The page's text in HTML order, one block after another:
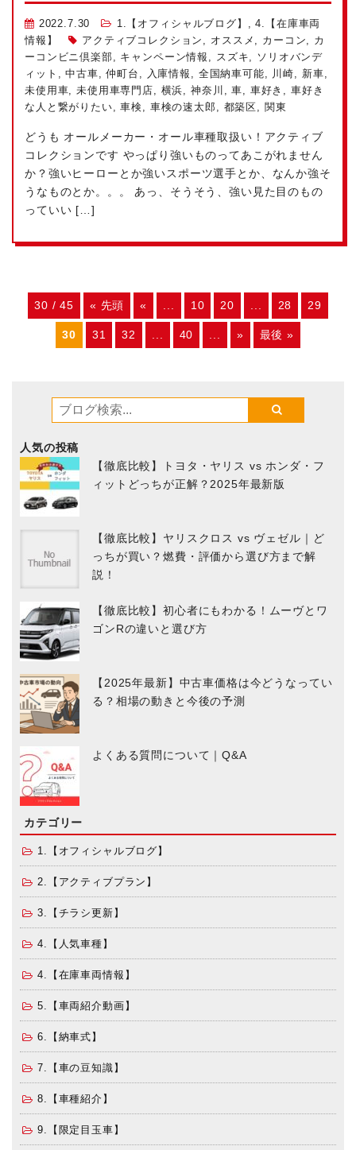
2022.7.30 1.【オフィシャルブログ】 ,4.【在庫車両
情報】
アクティブコレクション オススメ カーコン
カ
ーコンビニ倶楽部
キャンペーン情報 スズキ
ソリオバンデ
ィット
,中古車 ,仲町台 入庫情報 全国納車可能 川崎 新車
未使用車 ,未使用車専門店 横浜 ,神奈川 ,車 車好き
車好き
な人と繋がりたい ,車検 車検の速太郎 都築区 関東
どうも オールメーカー・オール車種取扱い！アクティブ
コレクションです やっぱり強いものってあこがれません
か？強いヒーローとか強いスポーツ選手とか、なんか強そ
うなものとか。。。 あっ、そうそう、強い見た目のもの
っていい […]
30 / 45 « 先頭 « 10 20 28 29
30 31 32 40 » 最後 »
人気の投稿
【徹底比較】トヨタ・ヤリス vs ホンダ・フ
ィットどっちが正解？2025年最新版
【徹底比較】ヤリスクロス vs ヴェゼル｜ど
っちが買い？燃費・評価から選び方まで解
説！
【徹底比較】初心者にもわかる！ムーヴとワ
ゴンRの違いと選び方
【2025年最新】中古車価格は今どうなってい
る？相場の動きと今後の予測
よくある質問について｜Q&A
カテゴリー
1.【オフィシャルブログ】
2.【アクティブプラン】
3.【チラシ更新】
4.【人気車種】
4.【在庫車両情報】
5.【車両紹介動画】
6.【納車式】
7.【車の豆知識】
8.【車種紹介】
9.【限定目玉車】